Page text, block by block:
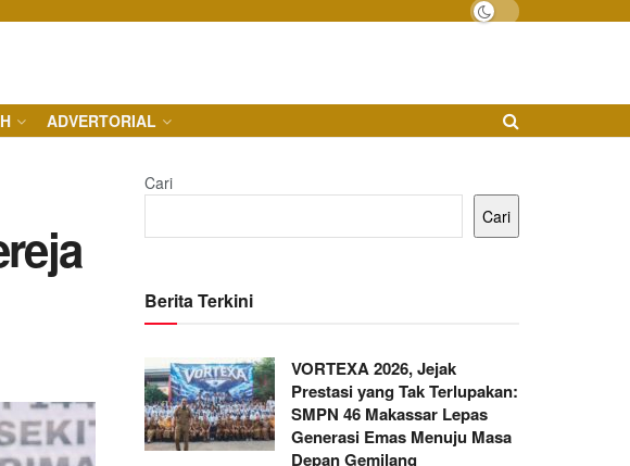
ADVERTORIAL
Cari
Cari
Berita Terkini
VORTEXA 2026, Jejak
Prestasi yang Tak Terlupakan:
SMPN 46 Makassar Lepas
Generasi Emas Menuju Masa
Depan Gemilang